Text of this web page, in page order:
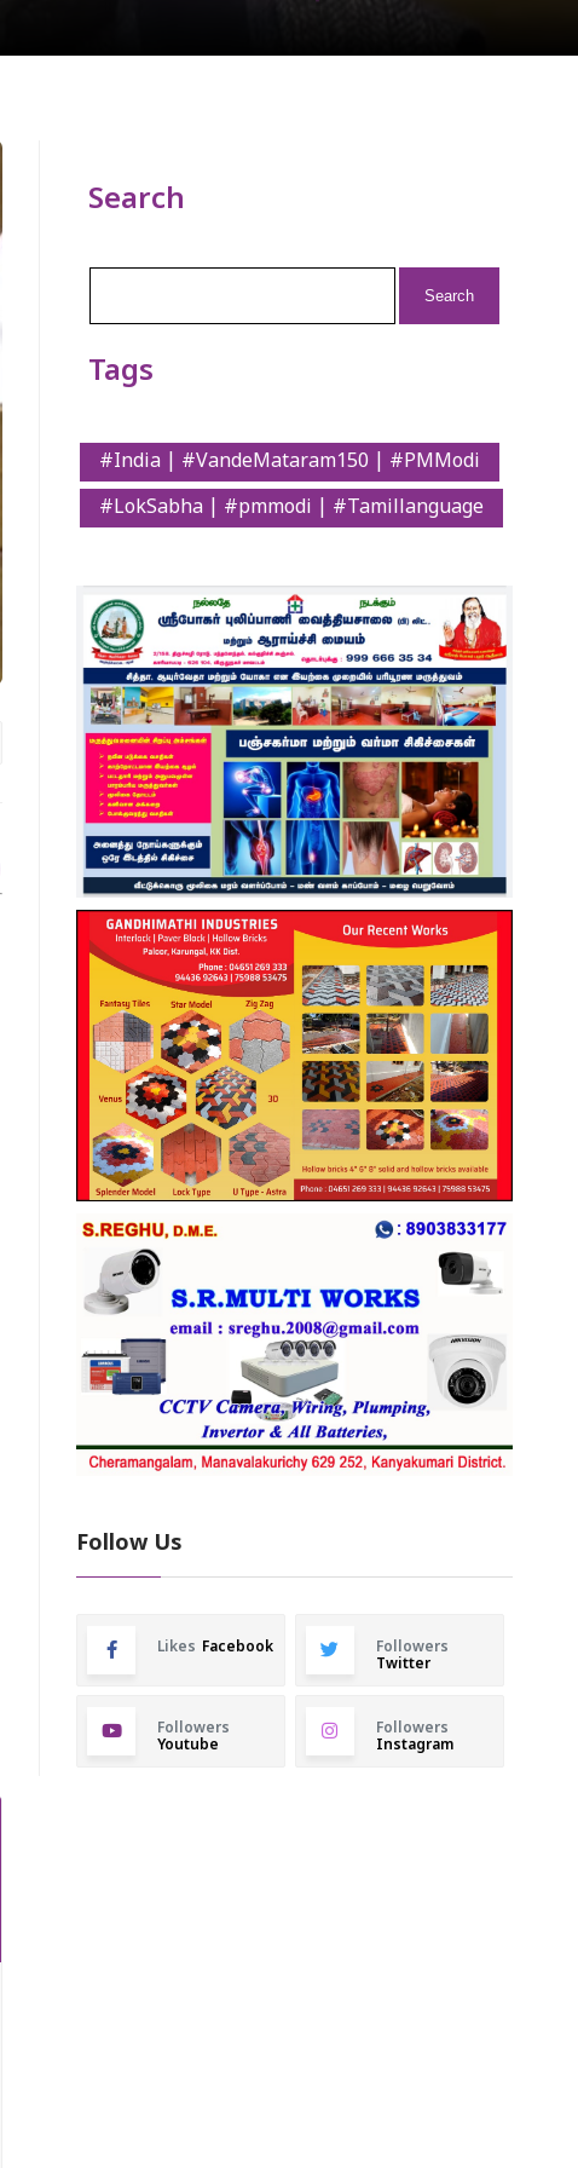
Search
Tags
#India | #VandeMataram150 | #PMModi
#LokSabha | #pmmodi | #Tamillanguage
Follow Us
Likes Facebook
Followers
Twitter
Followers
Youtube
Followers
Instagram